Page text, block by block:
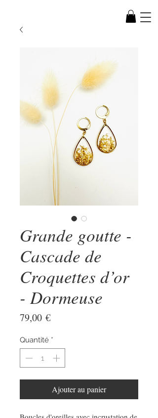
Grande goutte -
Cascade de
Croquettes d’or
- Dormeuse
79,00 €Prix
Quantité *
Ajouter au panier